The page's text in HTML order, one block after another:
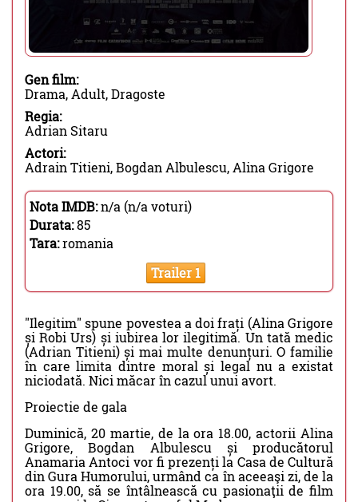
Gen film:
Drama, Adult, Dragoste
Regia:
Adrian Sitaru
Actori:
Adrain Titieni, Bogdan Albulescu, Alina Grigore
Nota IMDB:n/a (n/a voturi)
Durata:85
Tara:romania
Trailer 1
"Ilegitim" spune povestea a doi frați (Alina Grigore
și Robi Urs) și iubirea lor ilegitimă. Un tată medic
(Adrian Titieni) și mai multe denunțuri. O familie
în care limita dintre moral și legal nu a existat
niciodată. Nici măcar în cazul unui avort.
Proiectie de gala
Duminică, 20 martie, de la ora 18.00, actorii Alina
Grigore, Bogdan Albulescu și producătorul
Anamaria Antoci vor fi prezenți la Casa de Cultură
din Gura Humorului, urmând ca în aceeaşi zi, de la
ora 19.00, să se întâlnească cu pasionaţii de film